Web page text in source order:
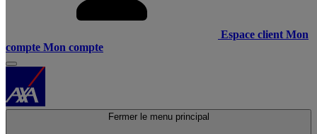
Espace client Mon
compte Mon compte
Fermer le menu principal